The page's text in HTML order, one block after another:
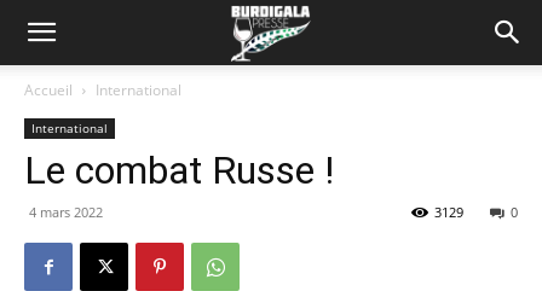
Accueil International
International
Le combat Russe !
4 mars 2022 0
3129